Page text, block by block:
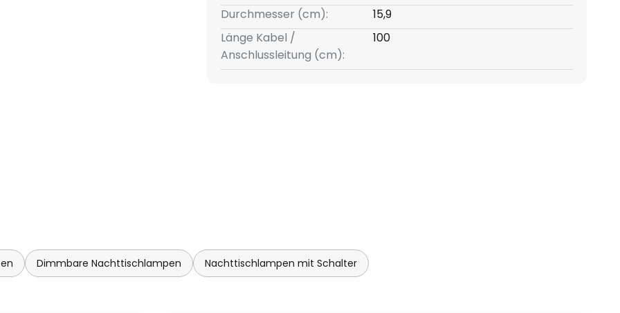
Durchmesser (cm):
15,9
Länge Kabel /
Anschlussleitung (cm):
100
Dimmbare Nachttischlampen Nachttischlampen mit Schalter